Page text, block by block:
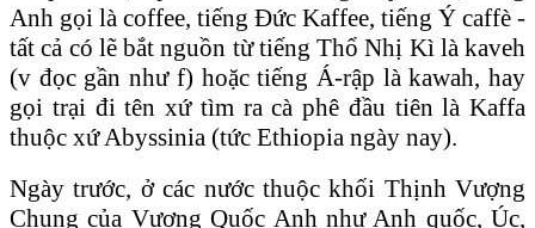
Anh gọi là coffee, tiếng Ðức Kaffee, tiếng Ý caffè -
tất cả có lẽ bắt nguồn từ tiếng Thổ Nhị Kì là kaveh
(v đọc gần như f) hoặc tiếng Á-rập là kawah, hay
gọi trại đi tên xứ tìm ra cà phê đầu tiên là Kaffa
thuộc xứ Abyssinia (tức Ethiopia ngày nay).
Ngày trước, ở các nước thuộc khối Thịnh Vượng
Chung của Vương Quốc Anh như Anh quốc, Úc,